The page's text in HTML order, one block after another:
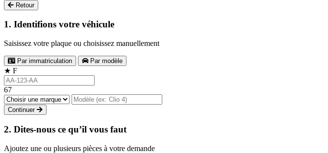
Retour
1. Identifions votre véhicule
Saisissez votre plaque ou choisissez manuellement
Par immatriculation Par modèle
★ F
67
Continuer
2. Dites-nous ce qu’il vous faut
Ajoutez une ou plusieurs pièces à votre demande